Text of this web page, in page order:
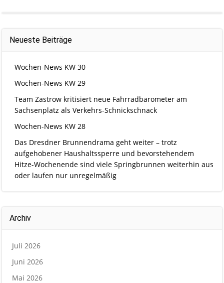
Neueste Beiträge
Wochen-News KW 30
Wochen-News KW 29
Team Zastrow kritisiert neue Fahrradbarometer am
Sachsenplatz als Verkehrs-Schnickschnack
Wochen-News KW 28
Das Dresdner Brunnendrama geht weiter – trotz
aufgehobener Haushaltssperre und bevorstehendem
Hitze-Wochenende sind viele Springbrunnen weiterhin aus
oder laufen nur unregelmäßig
Archiv
Juli 2026
Juni 2026
Mai 2026